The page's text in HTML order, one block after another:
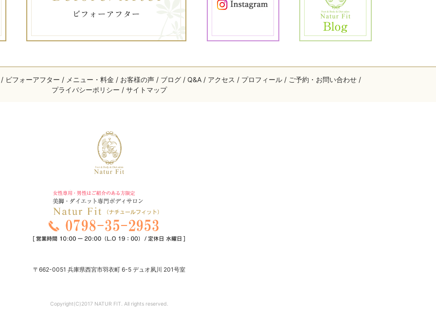
ビフォーアフター メニュー・料金 お客様の声 ブログ Q&A アクセス プロフィール
ご予約・お問い合わせ
プライバシーポリシー
サイトマップ
〒662-0051 兵庫県西宮市羽衣町 6-5 デュオ夙川 201号室
Copyright(C)2017 NATUR FIT. All rights reserved.